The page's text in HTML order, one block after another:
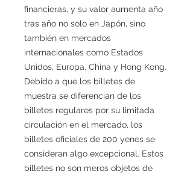
financieras, y su valor aumenta año
tras año no solo en Japón, sino
también en mercados
internacionales como Estados
Unidos, Europa, China y Hong Kong.
Debido a que los billetes de
muestra se diferencian de los
billetes regulares por su limitada
circulación en el mercado, los
billetes oficiales de 200 yenes se
consideran algo excepcional. Estos
billetes no son meros objetos de